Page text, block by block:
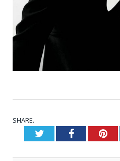
SHARE.
TwitterFacebook